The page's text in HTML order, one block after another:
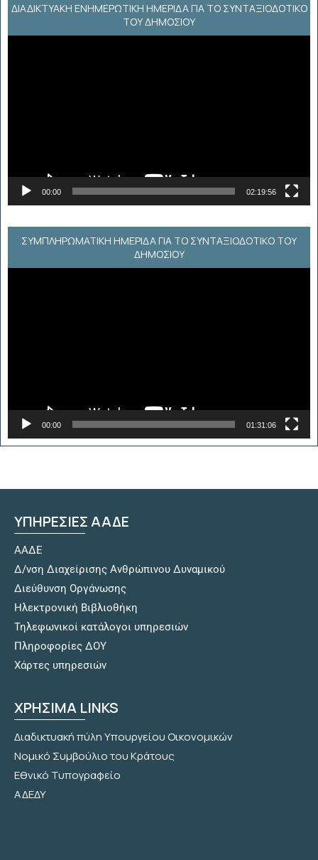
ΔΙΑΔΙΚΤΥΑΚΉ ΕΝΗΜΕΡΩΤΙΚΉ ΗΜΕΡΊΔΑ ΓΙΑ ΤΟ ΣΥΝΤΑΞΙΟΔΟΤΙΚΌ
ΤΟΥ ΔΗΜΟΣΊΟΥ
00:00 02:19:56
ΣΥΜΠΛΗΡΩΜΑΤΙΚΗ ΗΜΕΡΙΔΑ ΓΙΑ ΤΟ ΣΥΝΤΑΞΙΟΔΟΤΙΚΟ ΤΟΥ
ΔΗΜΟΣΙΟΥ
00:00 01:31:06
ΥΠΗΡΕΣΙΕΣ ΑΑΔΕ
ΑΑΔΕ
Δ/νση Διαχείρισης Ανθρώπινου Δυναμικού
Διεύθυνση Οργάνωσης
Hλεκτρονική Βιβλιοθήκη
Τηλεφωνικοί κατάλογοι υπηρεσιών
Πληροφορίες ΔΟΥ
Χάρτες υπηρεσιών
ΧΡΗΣΙΜΑ LINKS
Διαδικτυακή πύλη Υπουργείου Οικονομικών
Νομικό Συμβούλιο του Κράτους
Εθνικό Τυπογραφείο
ΑΔΕΔΥ